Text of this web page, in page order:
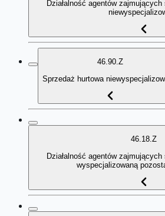
Działalność agentów
46.90.Z
Sprzedaż hurtowa
46.18.Z
Działalność agentów
wyspecjalizowaną